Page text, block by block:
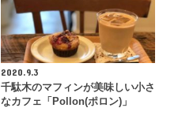
2020.9.3
千駄木のマフィンが美味しい小さ
なカフェ「Pollon(ポロン)」